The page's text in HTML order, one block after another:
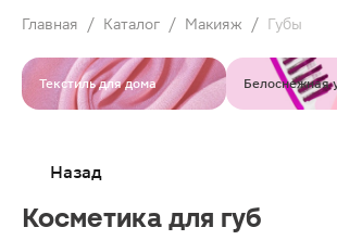
Главная / Каталог / Макияж / Губы
Текстиль для дома Белоснежная
Назад
Косметика для губ